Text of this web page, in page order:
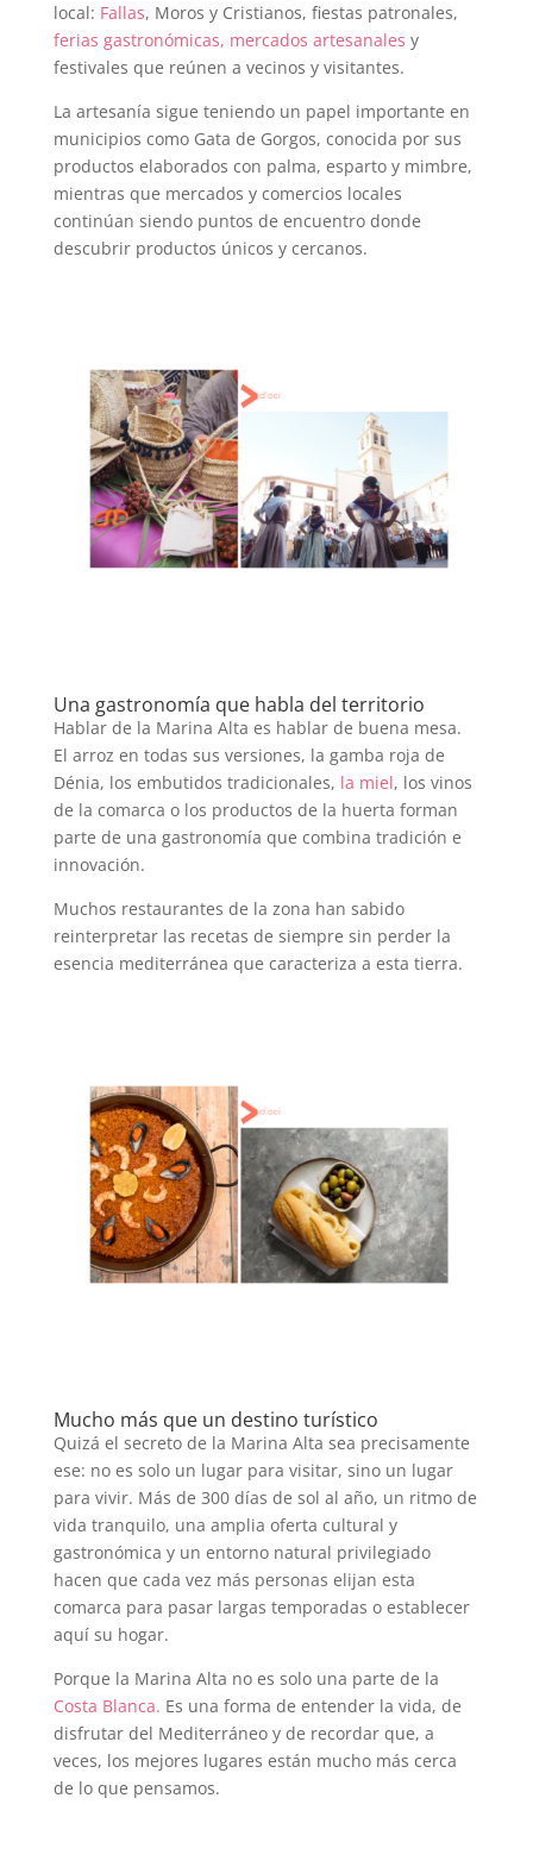
local: Fallas, Moros y Cristianos, fiestas patronales,
ferias gastronómicas, mercados artesanales y
festivales que reúnen a vecinos y visitantes.
La artesanía sigue teniendo un papel importante en
municipios como Gata de Gorgos, conocida por sus
productos elaborados con palma, esparto y mimbre,
mientras que mercados y comercios locales
continúan siendo puntos de encuentro donde
descubrir productos únicos y cercanos.
Una gastronomía que habla del territorio
Hablar de la Marina Alta es hablar de buena mesa.
El arroz en todas sus versiones, la gamba roja de
Dénia, los embutidos tradicionales, la miel, los vinos
de la comarca o los productos de la huerta forman
parte de una gastronomía que combina tradición e
innovación.
Muchos restaurantes de la zona han sabido
reinterpretar las recetas de siempre sin perder la
esencia mediterránea que caracteriza a esta tierra.
Mucho más que un destino turístico
Quizá el secreto de la Marina Alta sea precisamente
ese: no es solo un lugar para visitar, sino un lugar
para vivir. Más de 300 días de sol al año, un ritmo de
vida tranquilo, una amplia oferta cultural y
gastronómica y un entorno natural privilegiado
hacen que cada vez más personas elijan esta
comarca para pasar largas temporadas o establecer
aquí su hogar.
Porque la Marina Alta no es solo una parte de la
Costa Blanca. Es una forma de entender la vida, de
disfrutar del Mediterráneo y de recordar que, a
veces, los mejores lugares están mucho más cerca
de lo que pensamos.